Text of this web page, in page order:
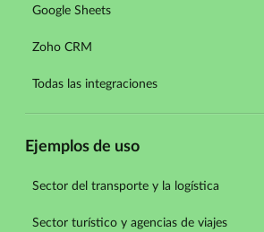
Google Sheets
Zoho CRM
Todas las integraciones
Ejemplos de uso
Sector del transporte y la logística
Sector turístico y agencias de viajes